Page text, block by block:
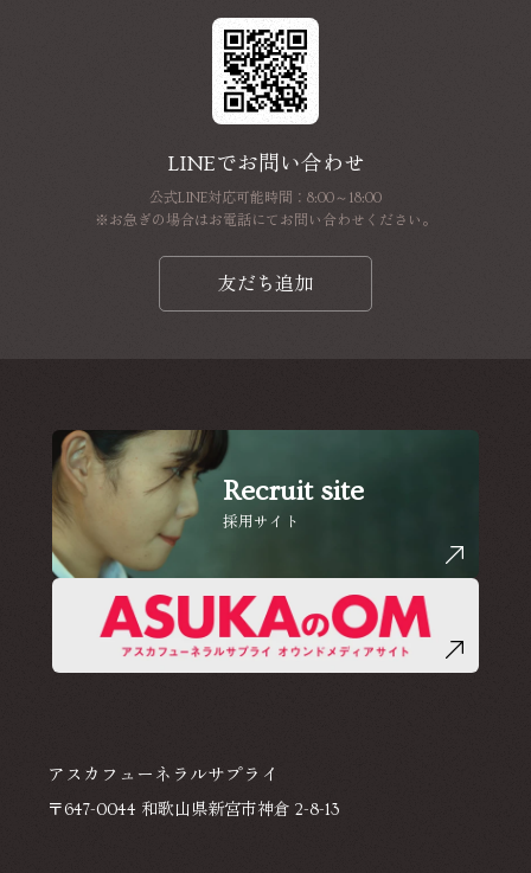
LINEでお問い合わせ
公式LINE対応可能時間：8:00～18:00
※お急ぎの場合はお電話にてお問い合わせください。
友だち追加
アスカフューネラルサプライ
〒647-0044 和歌山県新宮市神倉 2-8-13
採用サイト
Recruit site